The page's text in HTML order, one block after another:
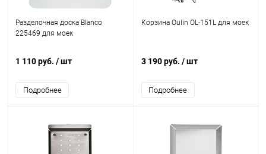
Разделочная доска Blanco
225469 для моек
1 110 руб. / шт
Подробнее
Корзина Oulin OL-151L для моек
3 190 руб. / шт
Подробнее